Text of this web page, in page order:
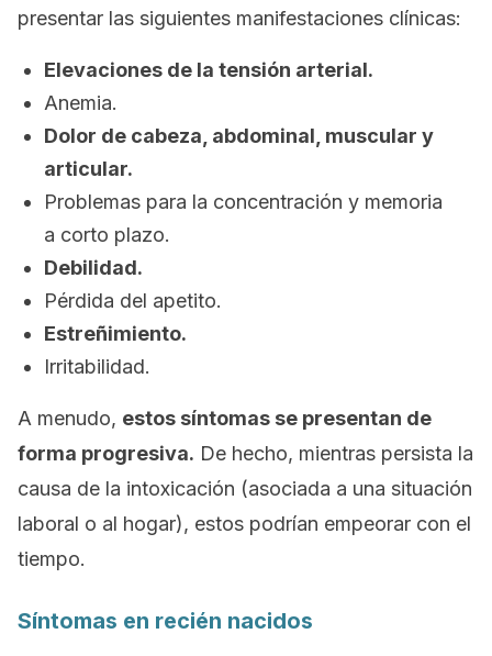
presentar las siguientes manifestaciones clínicas:
Elevaciones de la tensión arterial.
Anemia.
Dolor de cabeza, abdominal, muscular y
articular.
Problemas para la concentración y memoria
a corto plazo.
Debilidad.
Pérdida del apetito.
Estreñimiento.
Irritabilidad.
A menudo, estos síntomas se presentan de
forma progresiva. De hecho, mientras persista la
causa de la intoxicación (asociada a una situación
laboral o al hogar), estos podrían empeorar con el
tiempo.
Síntomas en recién nacidos